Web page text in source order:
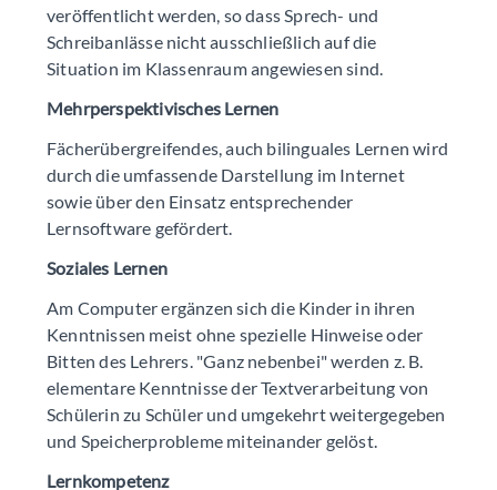
veröffentlicht werden, so dass Sprech- und
Schreibanlässe nicht ausschließlich auf die
Situation im Klassenraum angewiesen sind.
Mehrperspektivisches Lernen
Fächerübergreifendes, auch bilinguales Lernen wird
durch die umfassende Darstellung im Internet
sowie über den Einsatz entsprechender
Lernsoftware gefördert.
Soziales Lernen
Am Computer ergänzen sich die Kinder in ihren
Kenntnissen meist ohne spezielle Hinweise oder
Bitten des Lehrers. "Ganz nebenbei" werden z. B.
elementare Kenntnisse der Textverarbeitung von
Schülerin zu Schüler und umgekehrt weitergegeben
und Speicherprobleme miteinander gelöst.
Lernkompetenz